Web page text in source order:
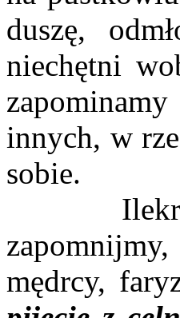
duszę,
niechętni
innych, w
sobie.
Ilekroć
mędrcy,